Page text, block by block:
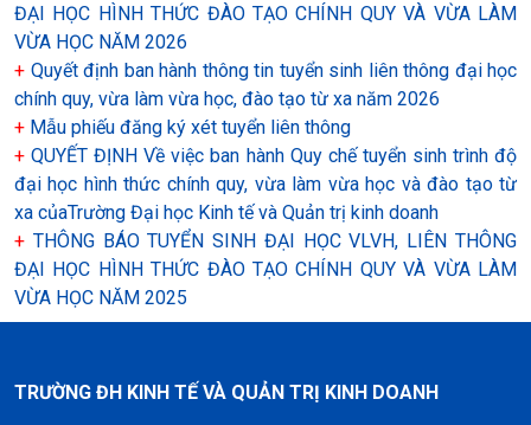
ĐẠI HỌC HÌNH THỨC ĐÀO TẠO CHÍNH QUY VÀ VỪA LÀM
VỪA HỌC NĂM 2026
+ Quyết định ban hành thông tin tuyển sinh liên thông đại học
chính quy, vừa làm vừa học, đào tạo từ xa năm 2026
+ Mẫu phiếu đăng ký xét tuyển liên thông
+ QUYẾT ĐỊNH Về việc ban hành Quy chế tuyển sinh trình độ
đại học hình thức chính quy, vừa làm vừa học và đào tạo từ
xa củaTrường Đại học Kinh tế và Quản trị kinh doanh
+ THÔNG BÁO TUYỂN SINH ĐẠI HỌC VLVH, LIÊN THÔNG
ĐẠI HỌC HÌNH THỨC ĐÀO TẠO CHÍNH QUY VÀ VỪA LÀM
VỪA HỌC NĂM 2025
TRƯỜNG ĐH KINH TẾ VÀ QUẢN TRỊ KINH DOANH